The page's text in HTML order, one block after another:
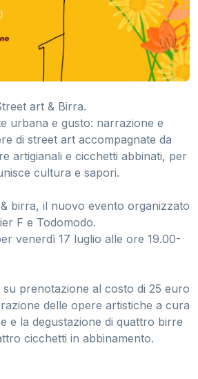
art & Birra.
urbana e gusto: narrazione e
di street art accompagnate da
artigianali e cicchetti abbinati, per
cultura e sapori.
birra, il nuovo evento organizzato
F e Todomodo.
venerdì 17 luglio alle ore 19.00-
prenotazione al costo di 25 euro
delle opere artistiche a cura
e la degustazione di quattro birre
cicchetti in abbinamento.